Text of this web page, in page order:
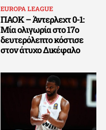
EUROPA LEAGUE
ΠΑΟΚ – Άντερλεχτ 0-1:
Μία ολιγωρία στο 17ο
δευτερόλεπτο κόστισε
στον άτυχο Δικέφαλο